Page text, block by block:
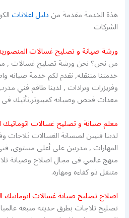
هذة الخدمة مقدمة مندليل اعلانات
الشركات
ورشة صيانة و تصليح غسالات
من نحن؟ نحن ورشة تصليح غسالات ,
خدمتنا متنقله, نقدم لكم خدمة صيانه
وفريزرات وبرادات , لدينا طاقم فني
معدات فحص وصيانه كمبيوتر,نأتيك
معلم صيانة و تصليح غسالات اتوماتيك
لدينا فنيين لصسانة الغسالات ثلاجات
المهارات , مدربين على أعلى مستوى,
منهج عالمي فى مجال اصلاح وصيانة
متنقل ذو كفاءه ومهاره.
اصلاح تصليح صيانة غسالات اتوماتيك
تصليح ثلاجات بطرق حديثه متبعه